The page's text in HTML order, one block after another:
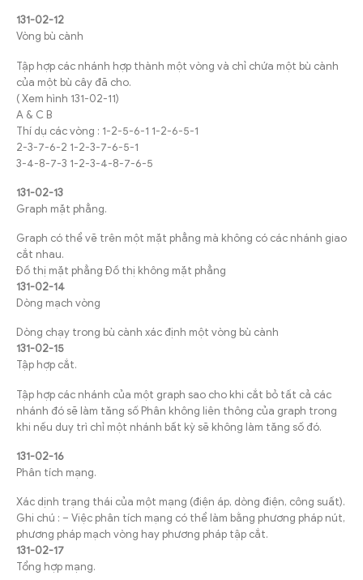
131-02-12
Vòng bù cành
Tập hợp các nhánh hợp thành một vòng và chỉ chứa một bù cành
của một bù cây đã cho.
( Xem hình 131-02-11)
A & C B
Thí dụ các vòng : 1-2-5-6-1 1-2-6-5-1
2-3-7-6-2 1-2-3-7-6-5-1
3-4-8-7-3 1-2-3-4-8-7-6-5
131-02-13
Graph mặt phẳng.
Graph có thể vẽ trên một mặt phẳng mà không có các nhánh giao
cắt nhau.
Đồ thị mặt phẳng Đồ thị không mặt phẳng
131-02-14
Dòng mạch vòng
Dòng chạy trong bù cành xác định một vòng bù cành
131-02-15
Tập hợp cắt.
Tập hợp các nhánh của một graph sao cho khi cắt bỏ tất cả các
nhánh đó sẽ làm tăng số Phân không liên thông của graph trong
khi nếu duy trì chỉ một nhánh bất kỳ sẽ không làm tăng số đó.
131-02-16
Phân tích mạng.
Xác dịnh trạng thái của một mạng (điện áp, dòng điện, công suất).
Ghi chú : – Việc phân tích mạng có thể làm bằng phương pháp nút,
phương pháp mạch vòng hay phương pháp tập cắt.
131-02-17
Tổng hợp mạng.